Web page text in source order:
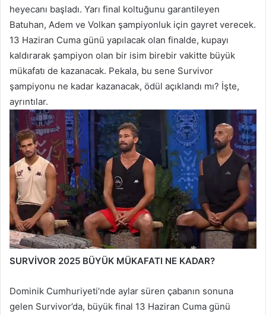
heyecanı başladı. Yarı final koltuğunu garantileyen
Batuhan, Adem ve Volkan şampiyonluk için gayret verecek.
13 Haziran Cuma günü yapılacak olan finalde, kupayı
kaldırarak şampiyon olan bir isim birebir vakitte büyük
mükafatı de kazanacak. Pekala, bu sene Survivor
şampiyonu ne kadar kazanacak, ödül açıklandı mı? İşte,
ayrıntılar.
SURVİVOR 2025 BÜYÜK MÜKAFATI NE KADAR?
Dominik Cumhuriyeti’nde aylar süren çabanın sonuna
gelen Survivor’da, büyük final 13 Haziran Cuma günü